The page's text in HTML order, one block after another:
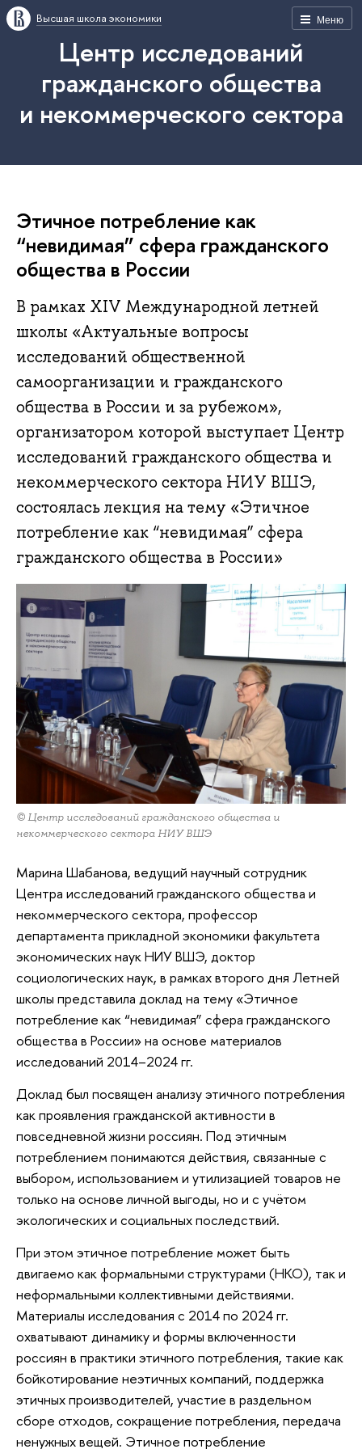
Меню
Высшая школа экономики
Центр исследований
гражданского общества
и некоммерческого сектора
Этичное потребление как
“невидимая” сфера гражданского
общества в России
В рамках XIV Международной летней
школы «Актуальные вопросы
исследований общественной
самоорганизации и гражданского
общества в России и за рубежом»,
организатором которой выступает Центр
исследований гражданского общества и
некоммерческого сектора НИУ ВШЭ,
состоялась лекция на тему «Этичное
потребление как “невидимая” сфера
гражданского общества в России»
© Центр исследований гражданского общества и
некоммерческого сектора НИУ ВШЭ
Марина Шабанова, ведущий научный сотрудник
Центра исследований гражданского общества и
некоммерческого сектора, профессор
департамента прикладной экономики факультета
экономических наук НИУ ВШЭ, доктор
социологических наук, в рамках второго дня Летней
школы представила доклад на тему «Этичное
потребление как “невидимая” сфера гражданского
общества в России» на основе материалов
исследований 2014–2024 гг.
Доклад был посвящен анализу этичного потребления
как проявления гражданской активности в
повседневной жизни россиян. Под этичным
потреблением понимаются действия, связанные с
выбором, использованием и утилизацией товаров не
только на основе личной выгоды, но и с учётом
экологических и социальных последствий.
При этом этичное потребление может быть
двигаемо как формальными структурами (НКО), так и
неформальными коллективными действиями.
Материалы исследования с 2014 по 2024 гг.
охватывают динамику и формы включенности
россиян в практики этичного потребления, такие как
бойкотирование неэтичных компаний, поддержка
этичных производителей, участие в раздельном
сборе отходов, сокращение потребления, передача
ненужных вещей. Этичное потребление